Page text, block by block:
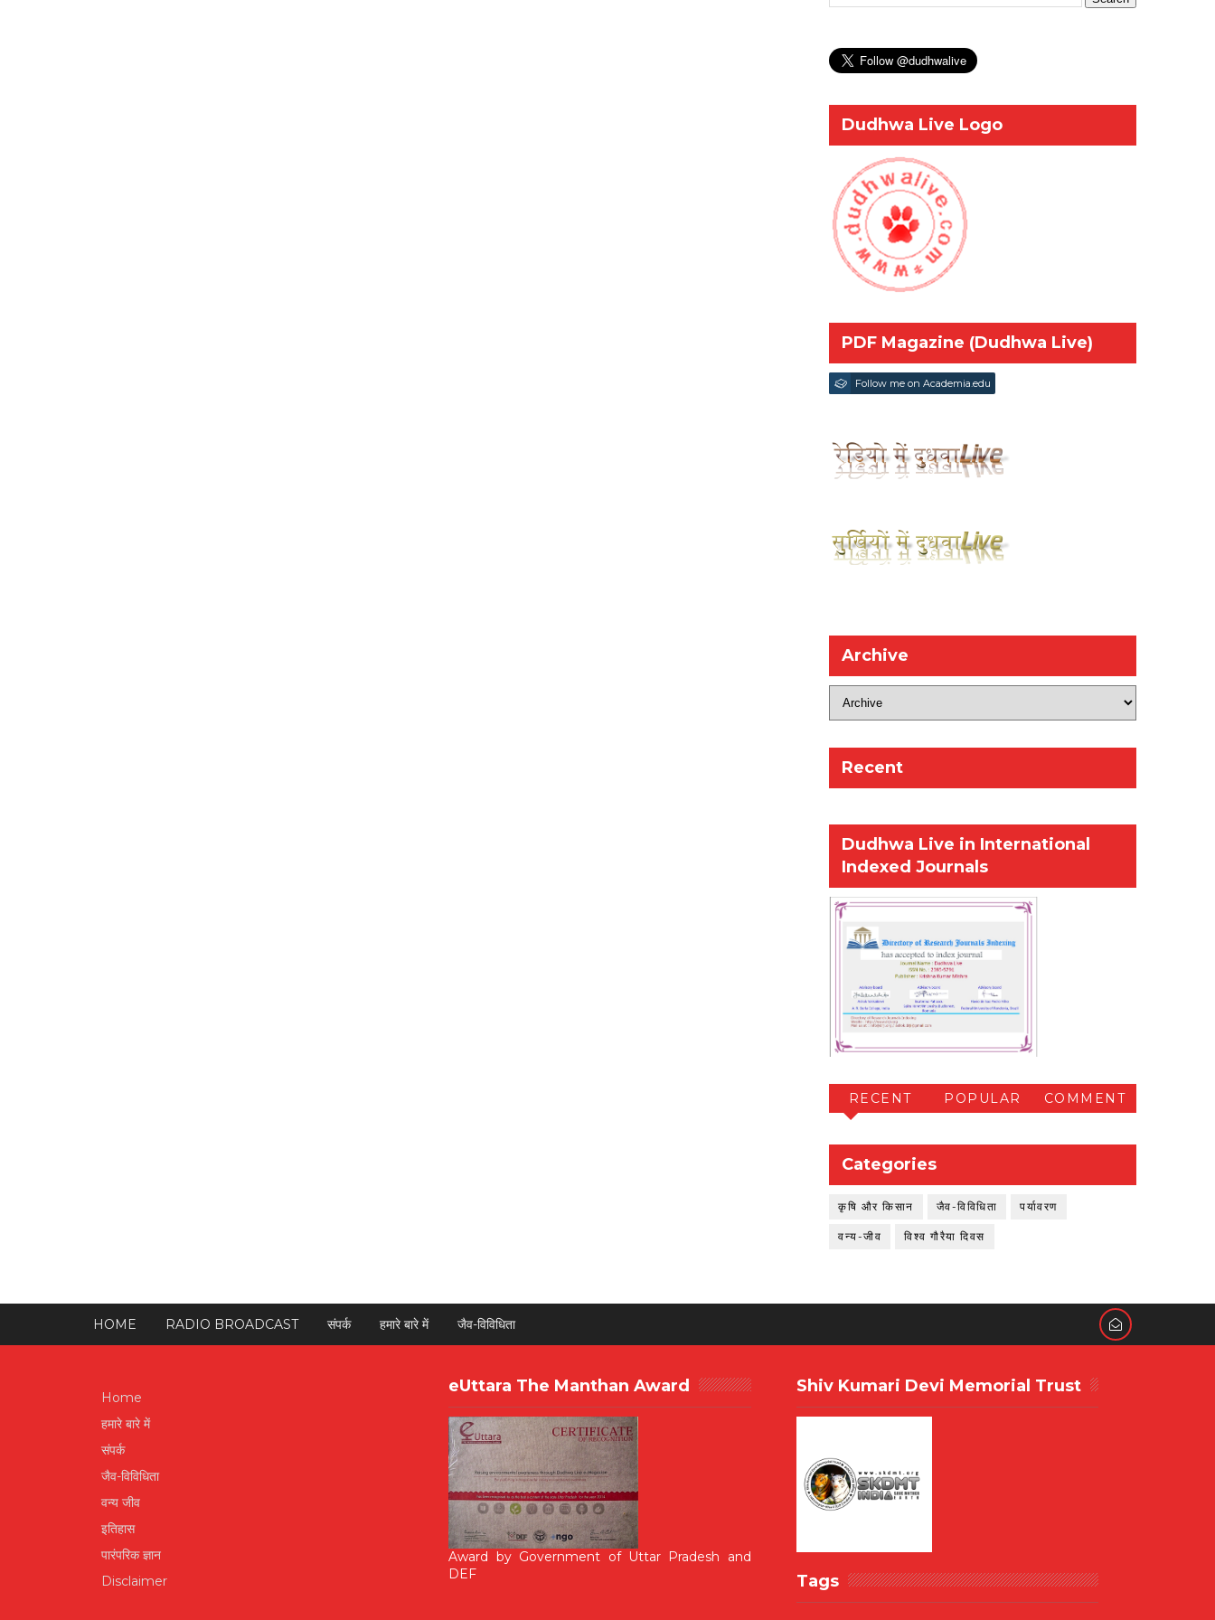
Dudhwa Live Logo
PDF Magazine (Dudhwa Live)
Follow me on Academia.edu
Archive
Recent
Dudhwa Live in International
Indexed Journals
RECENT POPULAR COMMENT
Categories
कृषि और किसान जैव-विविधिता पर्यावरण
वन्य-जीव विश्व गौरैया दिवस
HOME RADIO BROADCAST संपर्क हमारे बारे में जैव-विविधिता
Home
हमारे बारे में
संपर्क
जैव-विविधिता
वन्य जीव
इतिहास
पारंपरिक ज्ञान
Disclaimer
eUttara The Manthan Award
Award by Government of Uttar Pradesh and
DEF
Shiv Kumari Devi Memorial Trust
Tags